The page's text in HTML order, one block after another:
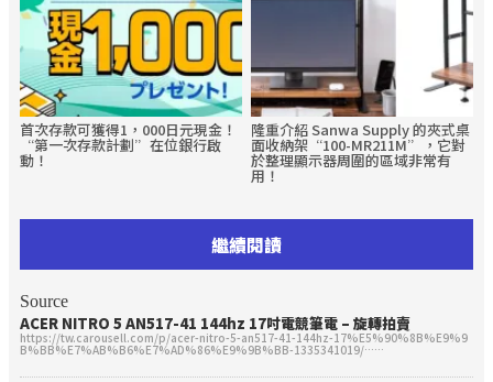
首次存款可獲得1，000日元現金！
“第一次存款計劃”在位銀行啟
動！
隆重介紹 Sanwa Supply 的夾式桌
面收納架“100-MR211M”，它對
於整理顯示器周圍的區域非常有
用！
繼續閱讀
Source
ACER NITRO 5 AN517-41 144hz 17吋電競筆電 – 旋轉拍賣
https://tw.carousell.com/p/acer-nitro-5-an517-41-144hz-17%E5%90%8B%E9%9
B%BB%E7%AB%B6%E7%AD%86%E9%9B%BB-1335341019/……